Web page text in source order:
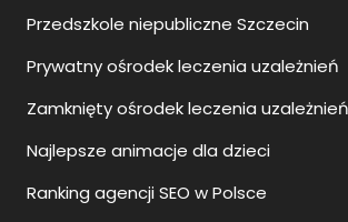
Przedszkole niepubliczne Szczecin
Prywatny ośrodek leczenia uzależnień
Zamknięty ośrodek leczenia
Najlepsze animacje dla dzieci
Ranking agencji SEO w Polsce